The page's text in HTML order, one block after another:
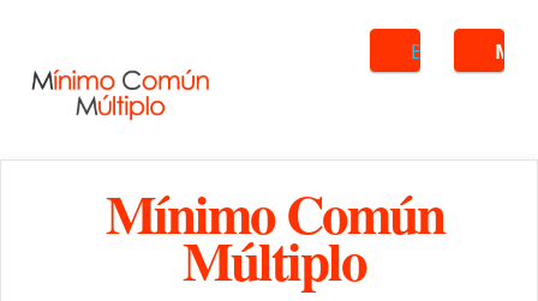
Buscar
Mínimo Común
Múltiplo